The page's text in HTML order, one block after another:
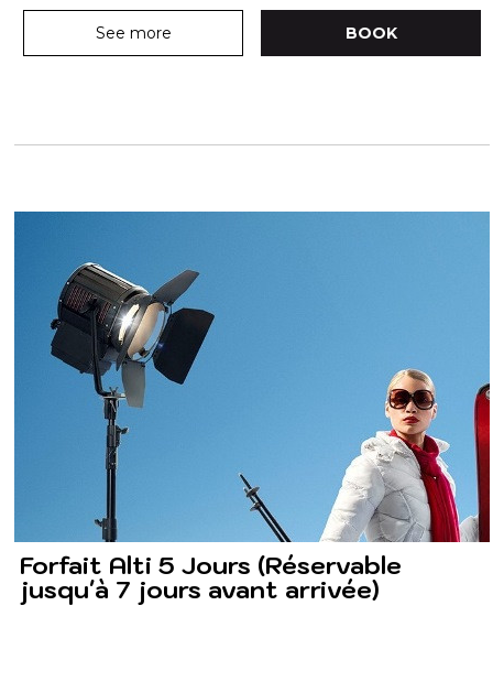
See more BOOK
Forfait Alti 5 Jours (Réservable
jusqu'à 7 jours avant arrivée)